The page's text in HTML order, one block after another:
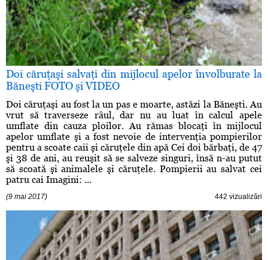
Doi căruţaşi salvaţi din mijlocul apelor învolburate la
Băneşti FOTO şi VIDEO
Doi căruţaşi au fost la un pas e moarte, astăzi la Băneşti. Au
vrut să traverseze râul, dar nu au luat în calcul apele
umflate din cauza ploilor. Au rămas blocaţi în mijlocul
apelor umflate şi a fost nevoie de intervenţia pompierilor
pentru a scoate caii şi căruţele din apă Cei doi bărbaţi, de 47
şi 38 de ani, au reuşit să se salveze singuri, însă n-au putut
să scoată şi animalele şi căruţele. Pompierii au salvat cei
patru cai Imagini: ...
(9 mai 2017) 442 vizualizări